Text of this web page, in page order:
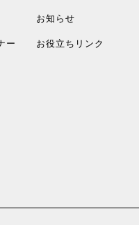
ー
お知らせ
お役立ちリンク